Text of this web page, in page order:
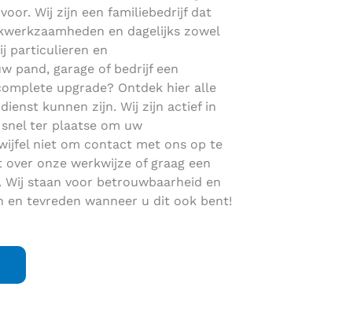
Wij zijn een familiebedrijf dat
en dagelijks zowel
particulieren en
pand, garage of bedrijf een
upgrade? Ontdek hier alle
kunnen zijn. Wij zijn actief in
ter plaatse om uw
niet om contact met ons op te
onze werkwijze of graag een
staan voor betrouwbaarheid en
en tevreden wanneer u dit ook bent!